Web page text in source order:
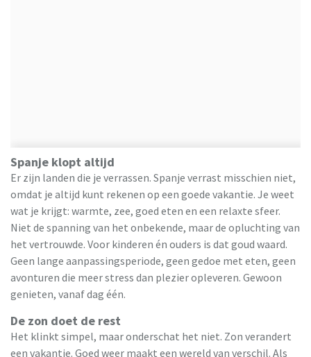
Spanje klopt altijd
Er zijn landen die je verrassen. Spanje verrast misschien niet,
omdat je altijd kunt rekenen op een goede vakantie. Je weet
wat je krijgt: warmte, zee, goed eten en een relaxte sfeer.
Niet de spanning van het onbekende, maar de opluchting van
het vertrouwde. Voor kinderen én ouders is dat goud waard.
Geen lange aanpassingsperiode, geen gedoe met eten, geen
avonturen die meer stress dan plezier opleveren. Gewoon
genieten, vanaf dag één.
De zon doet de rest
Het klinkt simpel, maar onderschat het niet. Zon verandert
een vakantie. Goed weer maakt een wereld van verschil. Als